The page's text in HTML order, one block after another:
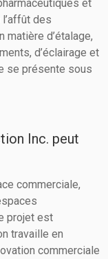
et
des
d’étalage,
d’éclairage et
se présente sous
Inc. peut
commerciale,
projet est
travaille en
commerciale